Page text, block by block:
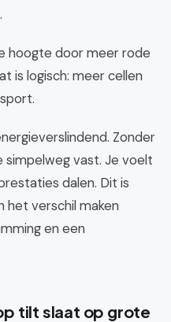
hoogte door meer rode
is logisch: meer cellen
Zonder
vast. Je voelt
dalen. Dit is
het verschil maken
en een
tilt slaat op grote